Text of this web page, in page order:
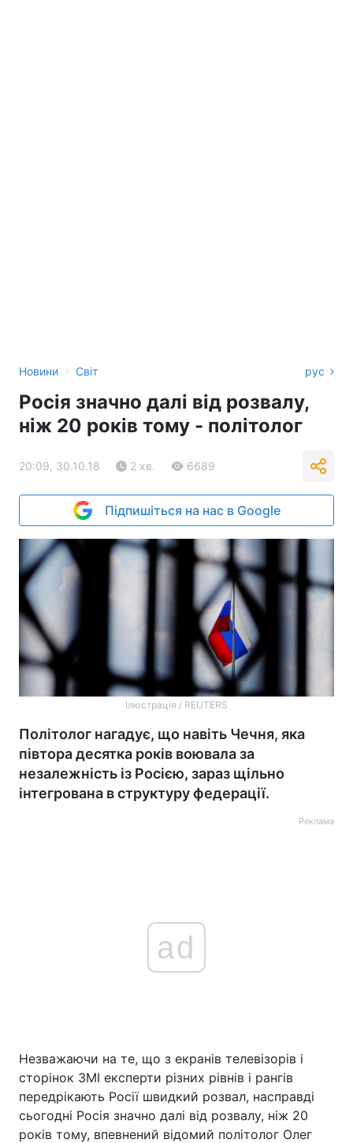
Новини › Світ рус
Росія значно далі від розвалу,
ніж 20 років тому - політолог
20:09, 30.10.18 2 хв. 6689
Підпишіться на нас в Google
Ілюстрація / REUTERS
Політолог нагадує, що навіть Чечня, яка
півтора десятка років воювала за
незалежність із Росією, зараз щільно
інтегрована в структуру федерації.
Реклама
ad
Незважаючи на те, що з екранів телевізорів і
сторінок ЗМІ експерти різних рівнів і рангів
передрікають Росії швидкий розвал, насправді
сьогодні Росія значно далі від розвалу, ніж 20
років тому, впевнений відомий політолог Олег